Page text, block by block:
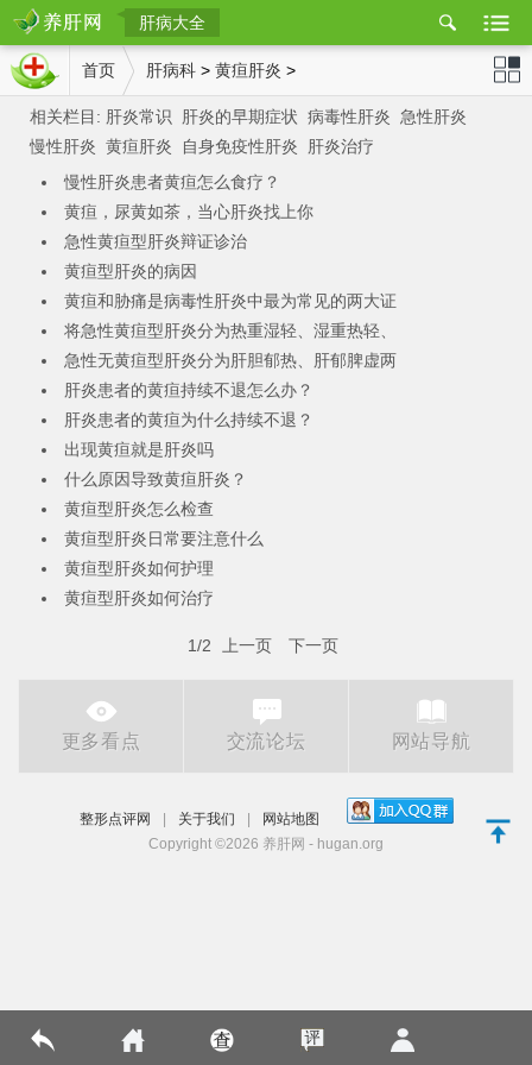
肝病大全
置
肝网
首页 肝病科 > 黄疸肝炎 >
相关栏目: 肝炎常识 肝炎的早期症状 病毒性肝炎
急性肝炎
慢性肝炎 黄疸肝炎 自身免疫性肝炎
肝炎治疗
慢性肝炎患者黄疸怎么食疗？
黄疸，尿黄如茶，当心肝炎找上你
急性黄疸型肝炎辩证诊治
黄疸型肝炎的病因
黄疸和胁痛是病毒性肝炎中最为常见的两大证
将急性黄疸型肝炎分为热重湿轻、湿重热轻、
急性无黄疸型肝炎分为肝胆郁热、肝郁脾虚两
肝炎患者的黄疸持续不退怎么办？
肝炎患者的黄疸为什么持续不退？
出现黄疸就是肝炎吗
什么原因导致黄疸肝炎？
黄疸型肝炎怎么检查
黄疸型肝炎日常要注意什么
黄疸型肝炎如何护理
黄疸型肝炎如何治疗
1/2 上一页 下一页
更多看点 交流论坛 网站导航
整形点评网 关于我们
网站地图
Copyright ©2026 养肝网 - hugan.org